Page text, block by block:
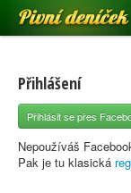
Pivní deníček
Pivní mapa
Pivní značky
Nápověda
Přihlášení
Přihlásit se přes
Nepoužíváš
Pak je tu klasická